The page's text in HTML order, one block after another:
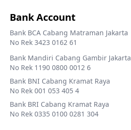
Bank Account
Bank BCA Cabang Matraman Jakarta
No Rek 3423 0162 61
Bank Mandiri Cabang Gambir Jakarta
No Rek 1190 0800 0012 6
Bank BNI Cabang Kramat Raya
No Rek 001 053 405 4
Bank BRI Cabang Kramat Raya
No Rek 0335 0100 0281 304